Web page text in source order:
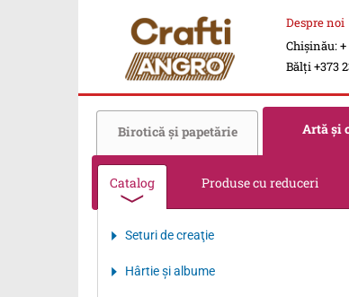
Despre noi
Chișinău: +
Bălți +373
Birotică şi papetărie Artă şi
Catalog Produse cu reduceri
Seturi de creaţie
Hârtie şi albume